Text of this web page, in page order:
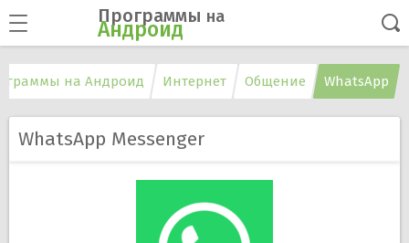
Программы на
Андроид
на Андроид Интернет Общение WhatsApp
WhatsApp Messenger